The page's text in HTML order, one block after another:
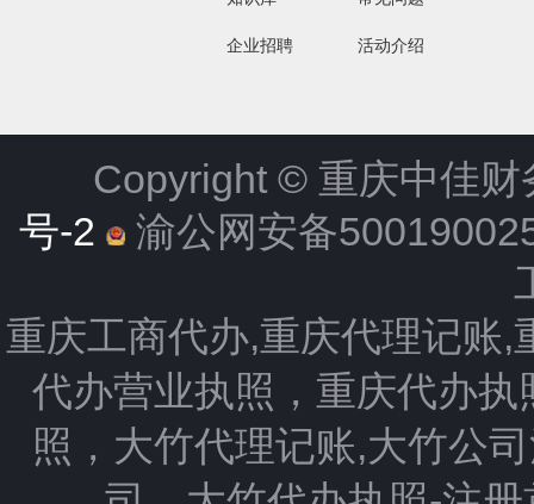
企业招聘 活动介绍
Copyright © 重庆中佳
号-2
渝公网安备
重庆工商代办,重庆代理记账
代办营业执照，重庆代办
照，大竹代理记账,大竹公